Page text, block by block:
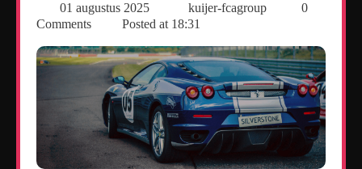
01 augustus 2025 kuijer-fcagroup
0
Comments
Posted at 18:31